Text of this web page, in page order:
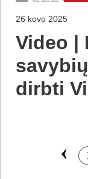
26 kovo 2025
Video |
dirbti